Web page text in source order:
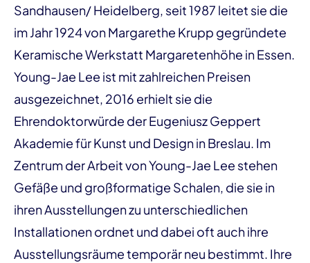
Sandhausen/ Heidelberg, seit 1987 leitet sie die
im Jahr 1924 von Margarethe Krupp gegründete
Keramische Werkstatt Margaretenhöhe in Essen.
Young-Jae Lee ist mit zahlreichen Preisen
ausgezeichnet, 2016 erhielt sie die
Ehrendoktorwürde der Eugeniusz Geppert
Akademie für Kunst und Design in Breslau. Im
Zentrum der Arbeit von Young-Jae Lee stehen
Gefäße und großformatige Schalen, die sie in
ihren Ausstellungen zu unterschiedlichen
Installationen ordnet und dabei oft auch ihre
Ausstellungsräume temporär neu bestimmt. Ihre